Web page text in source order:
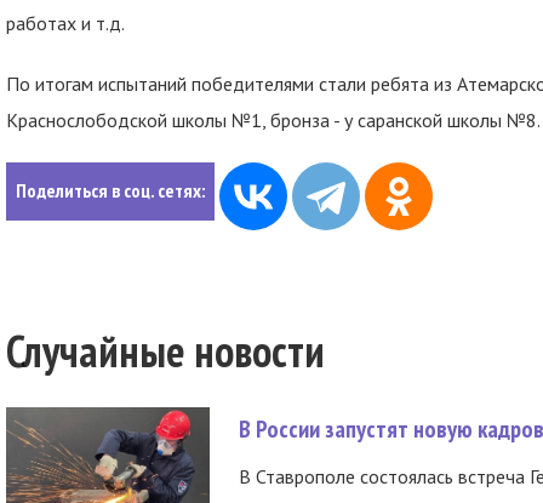
работах и т.д.
По итогам испытаний победителями стали ребята из
Краснослободской школы №1, бронза - у саранской школы №8.
Поделиться в соц. сетях:
Случайные новости
В России запустят новую
В Ставрополе состоялась встреча